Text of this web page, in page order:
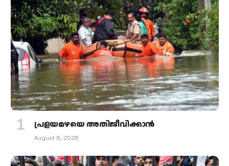
പ്രളയമഴയെ അതിജീവിക്കാന്‍
August 6, 2026